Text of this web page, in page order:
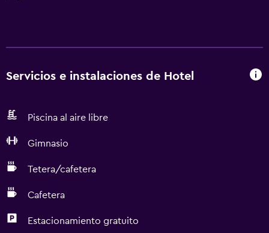
Servicios e instalaciones de Hotel
Piscina al aire libre
Gimnasio
Tetera/cafetera
Cafetera
Estacionamiento gratuito